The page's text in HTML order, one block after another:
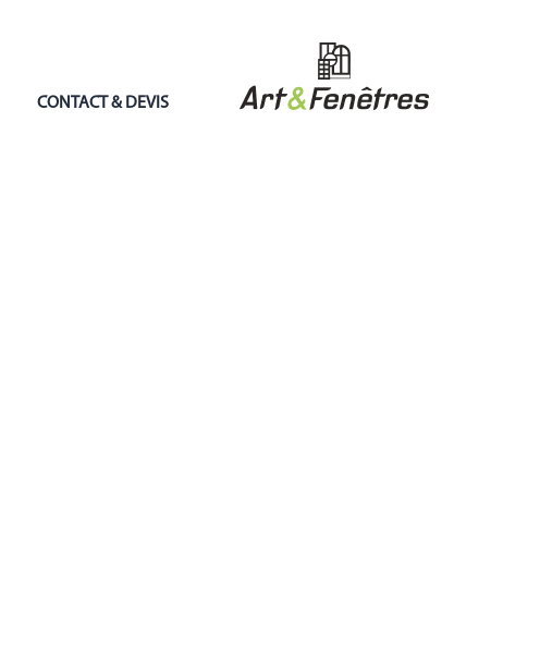
CONTACT & DEVIS